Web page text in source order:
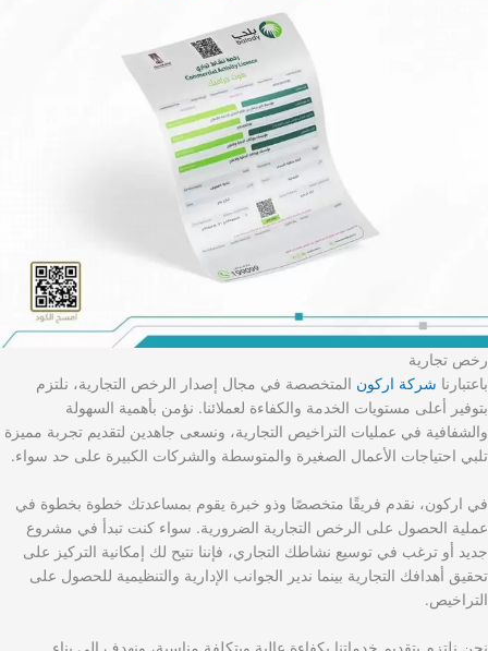
رخص تجارية
باعتبارنا شركة اركون المتخصصة في مجال إصدار الرخص التجارية، نلتزم
بتوفير أعلى مستويات الخدمة والكفاءة لعملائنا. نؤمن بأهمية السهولة
والشفافية في عمليات التراخيص التجارية، ونسعى جاهدين لتقديم تجربة مميزة
تلبي احتياجات الأعمال الصغيرة والمتوسطة والشركات الكبيرة على حد سواء.
في اركون، نقدم فريقًا متخصصًا وذو خبرة يقوم بمساعدتك خطوة بخطوة في
عملية الحصول على الرخص التجارية الضرورية. سواء كنت تبدأ في مشروع
جديد أو ترغب في توسيع نشاطك التجاري، فإننا نتيح لك إمكانية التركيز على
تحقيق أهدافك التجارية بينما ندير الجوانب الإدارية والتنظيمية للحصول على
التراخيص.